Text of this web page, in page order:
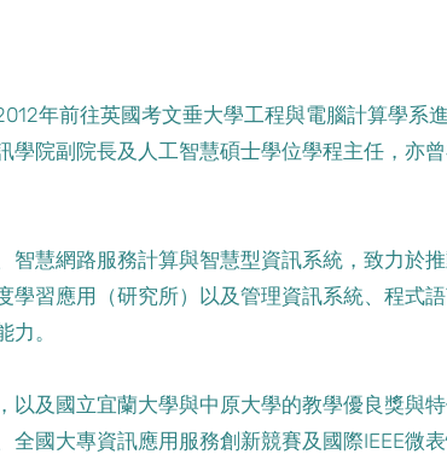
年前往英國考文垂大學工程與電腦計算學系
學院副院長及人工智慧碩士學位學程主任，亦
智慧網路服務計算與智慧型資訊系統，致力於
學習應用（研究所）以及管理資訊系統、程式
。
以及國立宜蘭大學與中原大學的教學優良獎與
國大專資訊應用服務創新競賽及國際IEEE微